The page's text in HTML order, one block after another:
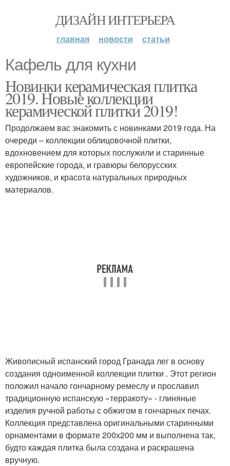
ДИЗАЙН ИНТЕРЬЕРА
главная новости статьи
Кафель для кухни
Новинки керамическая плитка
2019. Новые коллекции
керамической плитки 2019!
Продолжаем вас знакомить с новинками 2019 года. На
очереди – коллекции облицовочной плитки,
вдохновением для которых послужили и старинные
европейские города, и гравюры белорусских
художников, и красота натуральных природных
материалов.
Живописный испанский город Гранада лег в основу
создания одноименной коллекции плитки . Этот регион
положил начало гончарному ремеслу и прославил
традиционную испанскую «терракоту» - глиняные
изделия ручной работы с обжигом в гончарных печах.
Коллекция представлена оригинальными старинными
орнаментами в формате 200х200 мм и выполнена так,
будто каждая плитка была создана и раскрашена
вручную.